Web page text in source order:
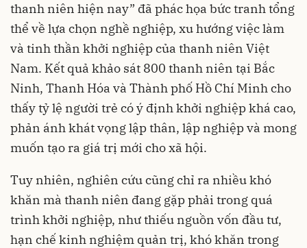
thanh niên hiện nay” đã phác họa bức tranh tổng
thể về lựa chọn nghề nghiệp, xu hướng việc làm
và tinh thần khởi nghiệp của thanh niên Việt
Nam. Kết quả khảo sát 800 thanh niên tại Bắc
Ninh, Thanh Hóa và Thành phố Hồ Chí Minh cho
thấy tỷ lệ người trẻ có ý định khởi nghiệp khá cao,
phản ánh khát vọng lập thân, lập nghiệp và mong
muốn tạo ra giá trị mới cho xã hội.
Tuy nhiên, nghiên cứu cũng chỉ ra nhiều khó
khăn mà thanh niên đang gặp phải trong quá
trình khởi nghiệp, như thiếu nguồn vốn đầu tư,
hạn chế kinh nghiệm quản trị, khó khăn trong